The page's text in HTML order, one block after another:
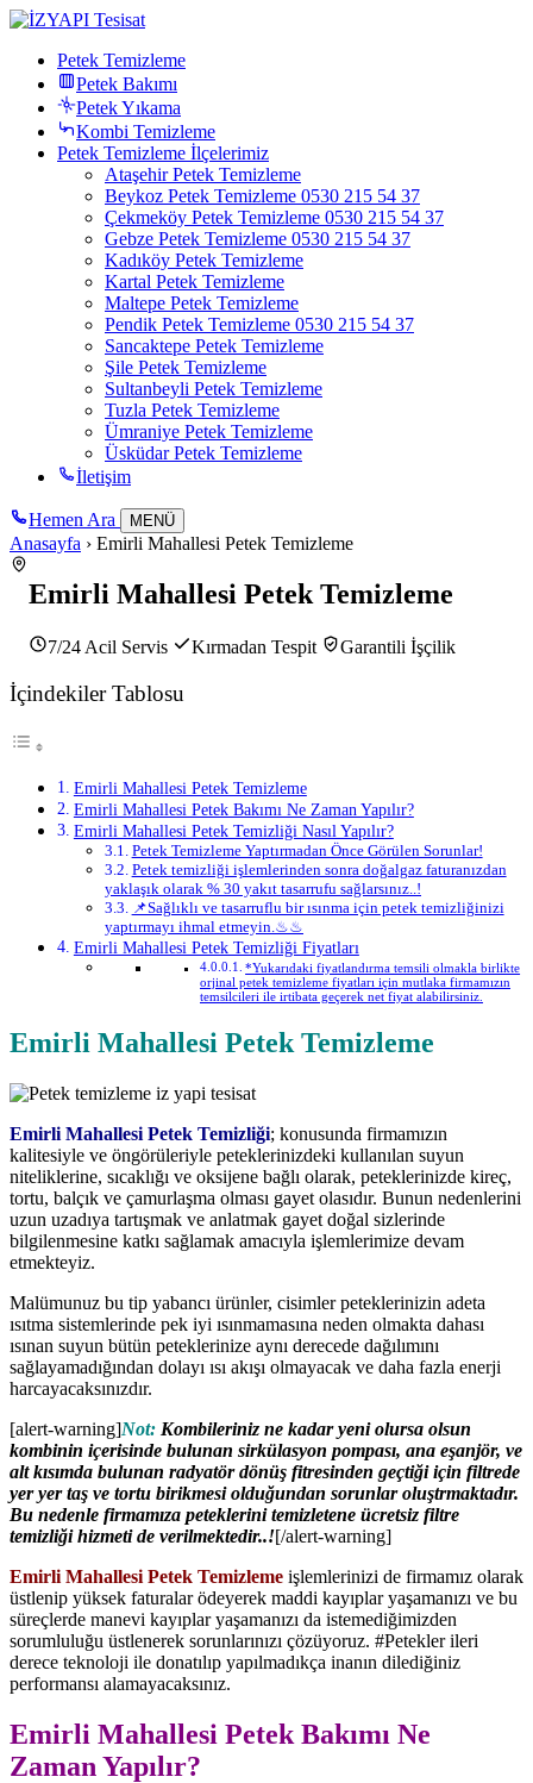
Petek Temizleme
Petek Bakımı
Petek Yıkama
Kombi Temizleme
Petek Temizleme İlçelerimiz
Ataşehir Petek Temizleme
Beykoz Petek Temizleme 0530 215 54 37
Çekmeköy Petek Temizleme 0530 215 54 37
Gebze Petek Temizleme 0530 215 54 37
Kadıköy Petek Temizleme
Kartal Petek Temizleme
Maltepe Petek Temizleme
Pendik Petek Temizleme 0530 215 54 37
Sancaktepe Petek Temizleme
Şile Petek Temizleme
Sultanbeyli Petek Temizleme
Tuzla Petek Temizleme
Ümraniye Petek Temizleme
Üsküdar Petek Temizleme
İletişim
Hemen Ara MENÜ
Anasayfa › Emirli Mahallesi Petek Temizleme
Emirli Mahallesi Petek Temizleme
7/24 Acil Servis Kırmadan Tespit Garantili İşçilik
İçindekiler Tablosu
Emirli Mahallesi Petek Temizleme
Emirli Mahallesi Petek Bakımı Ne Zaman Yapılır?
Emirli Mahallesi Petek Temizliği Nasıl Yapılır?
Petek Temizleme Yaptırmadan Önce Görülen Sorunlar!
Petek temizliği işlemlerinden sonra doğalgaz faturanızdan
yaklaşık olarak % 30 yakıt tasarrufu sağlarsınız..!
📌Sağlıklı ve tasarruflu bir ısınma için petek temizliğinizi
yaptırmayı ihmal etmeyin.♨♨
Emirli Mahallesi Petek Temizliği Fiyatları
*Yukarıdaki fiyatlandırma temsili olmakla birlikte
orjinal petek temizleme fiyatları için mutlaka firmamızın
temsilcileri ile irtibata geçerek net fiyat alabilirsiniz.
Emirli Mahallesi Petek Temizleme
Emirli Mahallesi Petek Temizliği; konusunda firmamızın
kalitesiyle ve öngörüleriyle peteklerinizdeki kullanılan suyun
niteliklerine, sıcaklığı ve oksijene bağlı olarak, peteklerinizde kireç,
tortu, balçık ve çamurlaşma olması gayet olasıdır. Bunun nedenlerini
uzun uzadıya tartışmak ve anlatmak gayet doğal sizlerinde
bilgilenmesine katkı sağlamak amacıyla işlemlerimize devam
etmekteyiz.
Malümunuz bu tip yabancı ürünler, cisimler peteklerinizin adeta
ısıtma sistemlerinde pek iyi ısınmamasına neden olmakta dahası
ısınan suyun bütün peteklerinize aynı derecede dağılımını
sağlayamadığından dolayı ısı akışı olmayacak ve daha fazla enerji
harcayacaksınızdır.
[alert-warning]Not: Kombileriniz ne kadar yeni olursa olsun
kombinin içerisinde bulunan sirkülasyon pompası, ana eşanjör, ve
alt kısımda bulunan radyatör dönüş fitresinden geçtiği için filtrede
yer yer taş ve tortu birikmesi olduğundan sorunlar oluştrmaktadır.
Bu nedenle firmamıza peteklerini temizletene ücretsiz filtre
temizliği hizmeti de verilmektedir..![/alert-warning]
Emirli Mahallesi Petek Temizleme işlemlerinizi de firmamız olarak
üstlenip yüksek faturalar ödeyerek maddi kayıplar yaşamanızı ve bu
süreçlerde manevi kayıplar yaşamanızı da istemediğimizden
sorumluluğu üstlenerek sorunlarınızı çözüyoruz. #Petekler ileri
derece teknoloji ile donatılıp yapılmadıkça inanın dilediğiniz
performansı alamayacaksınız.
Emirli Mahallesi Petek Bakımı Ne
Zaman Yapılır?